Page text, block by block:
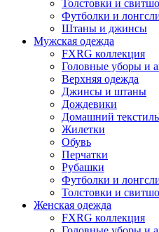
Толстовки и
Футболки и
Штаны и джинсы
Мужская одежда
FXRG коллекция
Головные уборы и
Верхняя одежда
Джинсы и штаны
Дождевики
Домашний текстиль
Жилетки
Обувь
Перчатки
Рубашки
Футболки и
Толстовки и
Женская одежда
FXRG коллекция